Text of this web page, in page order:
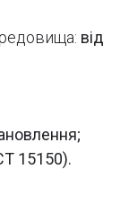
від
15150).